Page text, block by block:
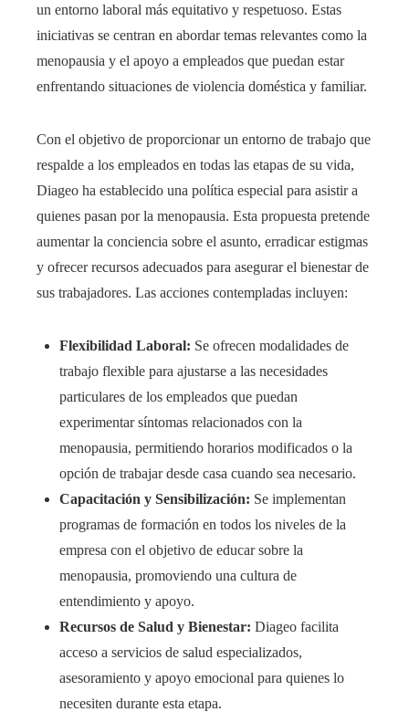
un entorno laboral más equitativo y respetuoso. Estas
iniciativas se centran en abordar temas relevantes como la
menopausia y el apoyo a empleados que puedan estar
enfrentando situaciones de violencia doméstica y familiar.​
Con el objetivo de proporcionar un entorno de trabajo que
respalde a los empleados en todas las etapas de su vida,
Diageo ha establecido una política especial para asistir a
quienes pasan por la menopausia. Esta propuesta pretende
aumentar la conciencia sobre el asunto, erradicar estigmas
y ofrecer recursos adecuados para asegurar el bienestar de
sus trabajadores. Las acciones contempladas incluyen:​
Flexibilidad Laboral: Se ofrecen modalidades de
trabajo flexible para ajustarse a las necesidades
particulares de los empleados que puedan
experimentar síntomas relacionados con la
menopausia, permitiendo horarios modificados o la
opción de trabajar desde casa cuando sea necesario.​
Capacitación y Sensibilización: Se implementan
programas de formación en todos los niveles de la
empresa con el objetivo de educar sobre la
menopausia, promoviendo una cultura de
entendimiento y apoyo.​
Recursos de Salud y Bienestar: Diageo facilita
acceso a servicios de salud especializados,
asesoramiento y apoyo emocional para quienes lo
necesiten durante esta etapa.​